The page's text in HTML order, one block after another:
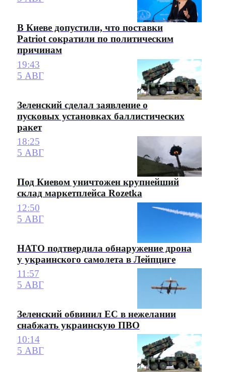
В Киеве допустили, что поставки
Patriot сократили по политическим
причинам
19:43
5 АВГ
Зеленский сделал заявление о
пусковых установках баллистических
ракет
18:25
5 АВГ
Под Киевом уничтожен крупнейший
склад маркетплейса Rozetka
12:50
5 АВГ
НАТО подтвердила обнаружение дрона
у украинского самолета в Лейпциге
11:57
5 АВГ
Зеленский обвинил ЕС в нежелании
снабжать украинскую ПВО
10:14
5 АВГ